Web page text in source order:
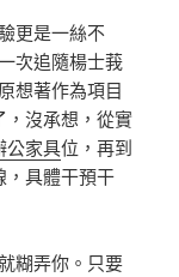
更是一絲不
次追隨楊士莪
想著作為項目
，沒承想，從實
公家具位，再到
，具體干預干
糊弄你。只要